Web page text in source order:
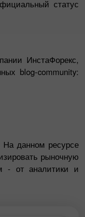
статус
ИнстаФорекс,
blog-community:
На данном ресурсе
рыночную
- от аналитики и